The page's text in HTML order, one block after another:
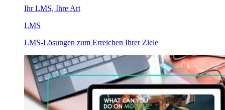
Ihr LMS, Ihre Art
LMS
LMS-Lösungen zum Erreichen Ihrer Ziele